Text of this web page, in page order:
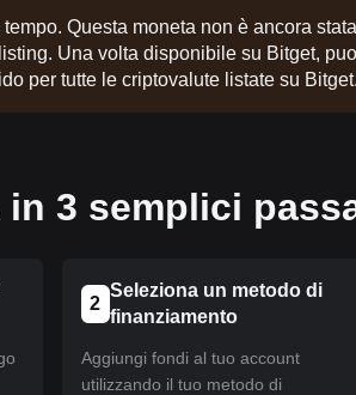
Questa moneta non è ancora
Una volta disponibile su Bitget,
per tutte le criptovalute listate su Bitget.
in 3 semplici
2
Seleziona un metodo di
finanziamento
Aggiungi fondi al tuo account
utilizzando il tuo metodo di